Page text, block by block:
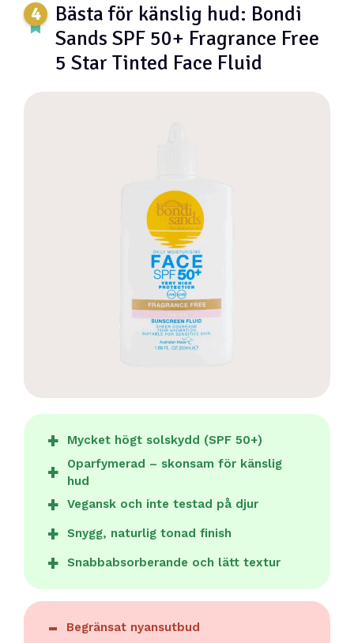
Bästa för känslig hud: Bondi
Sands SPF 50+ Fragrance Free
5 Star Tinted Face Fluid
Mycket högt solskydd (SPF 50+)
Oparfymerad – skonsam för känslig
hud
Vegansk och inte testad på djur
Snygg, naturlig tonad finish
Snabbabsorberande och lätt textur
Begränsat nyansutbud